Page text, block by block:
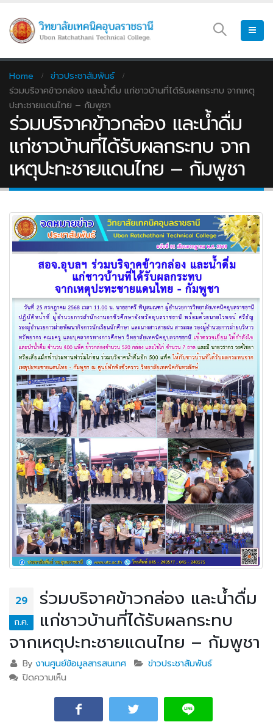
Home
ข่าวประชาสัมพันธ์
ร่วมบริจาคข้าวกล่อง และน้ำดื่ม แก่ชาวบ้านที่ได้รับผลกระทบ จากเหตุ
ปะทะชายแดนไทย – กัมพูชา
ร่วมบริจาคข้าวกล่อง และน้ำดื่ม
แก่ชาวบ้านที่ได้รับผลกระทบ จาก
เหตุปะทะชายแดนไทย – กัมพูชา
29
ก.ค.
ร่วมบริจาคข้าวกล่อง และน้ำดื่ม
แก่ชาวบ้านที่ได้รับผลกระทบ
จากเหตุปะทะชายแดนไทย – กัมพูชา
Byงานศูนย์ข้อมูลสารสนเทศ
ข่าวประชาสัมพันธ์
ปิดความเห็น